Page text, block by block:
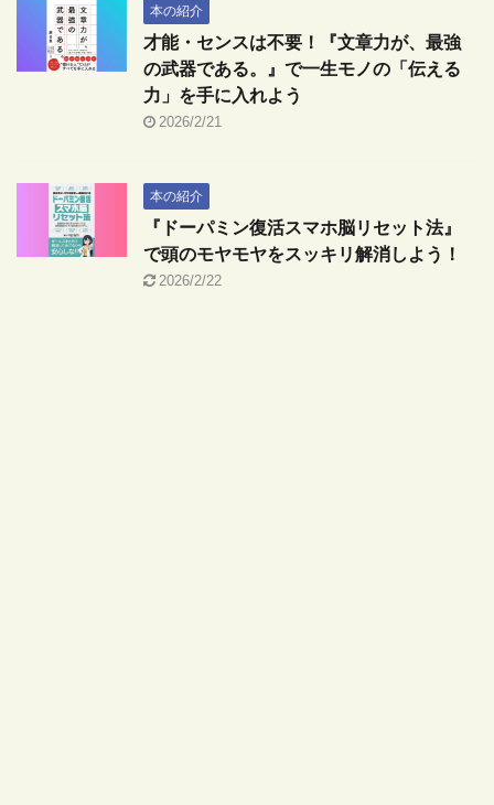
本の紹介
才能・センスは不要！『文章力が、最強
の武器である。』で一生モノの「伝える
力」を手に入れよう
2026/2/21
本の紹介
『ドーパミン復活スマホ脳リセット法』
で頭のモヤモヤをスッキリ解消しよう！
2026/2/22